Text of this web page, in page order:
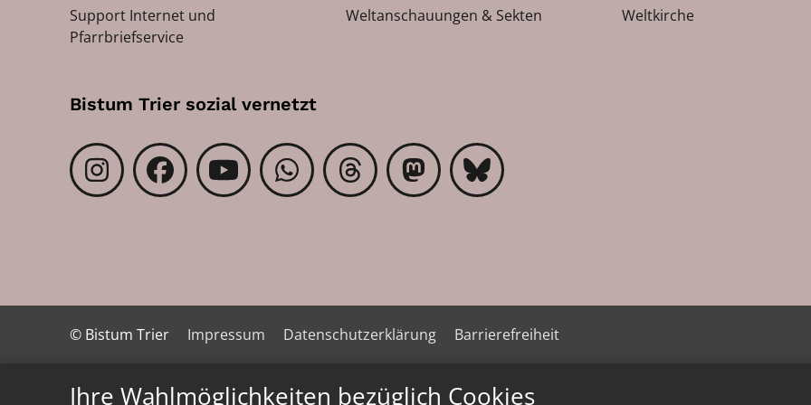
Ihre Wahlmöglichkeiten bezüglich Cookies
Support Internet und
Pfarrbriefservice
Weltanschauungen & Sekten Weltkirche
Bistum Trier sozial vernetzt
© Bistum Trier Impressum Datenschutzerklärung Barrierefreiheit